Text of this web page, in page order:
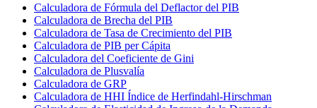
Calculadora de Fórmula del Deflactor del PIB
Calculadora de Brecha del PIB
Calculadora de Tasa de Crecimiento del PIB
Calculadora de PIB per Cápita
Calculadora del Coeficiente de Gini
Calculadora de Plusvalía
Calculadora de GRP
Calculadora de HHI Índice de Herfindahl-Hirschman